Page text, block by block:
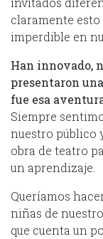
claramente
imperdible en
Han innovado,
presentaron
fue esa
Siempre
nuestro público
obra de teatro
un aprendizaje.
Queríamos
niñas de
que cuenta un